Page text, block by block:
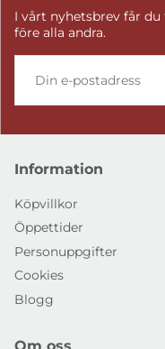
I vårt nyhetsbrev får
före alla andra.
Information
Köpvillkor
Öppettider
Personuppgifter
Cookies
Blogg